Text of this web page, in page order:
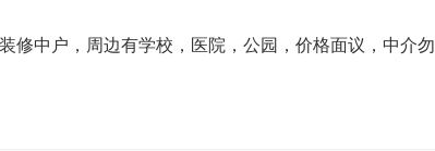
修中户，周边有学校，医院，公园，价格面议，中介勿